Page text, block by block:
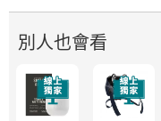
別人也會看